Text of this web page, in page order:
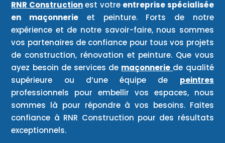
RNR Constructionest votre entreprise spécialisée
en maçonnerie et peinture. Forts de notre
expérience et de notre savoir-faire, nous sommes
vos partenaires de confiance pour tous vos projets
de construction, rénovation et peinture. Que vous
ayez besoin de services de maçonnerie de qualité
supérieure ou d’une équipe de peintres
professionnels pour embellir vos espaces, nous
sommes là pour répondre à vos besoins. Faites
confiance à RNR Construction pour des résultats
exceptionnels.